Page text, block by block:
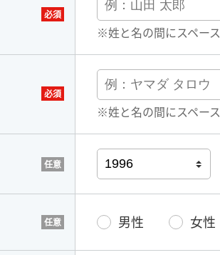
※姓と名の間にスペー
※姓と名の間にスペー
男性 女性